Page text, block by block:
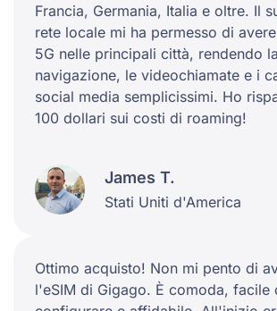
Francia, Germania, Italia e oltre. Il
rete locale mi ha permesso di
5G nelle principali città, rendendo la
navigazione, le videochiamate e i
social media semplicissimi. Ho
100 dollari sui costi di roaming!
James T.
Stati Uniti d'America
Ottimo acquisto! Non mi pento di
l'eSIM di Gigago. È comoda, facile